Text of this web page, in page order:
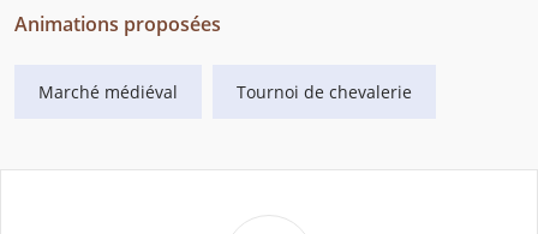
Animations proposées
Marché médiéval Tournoi de chevalerie